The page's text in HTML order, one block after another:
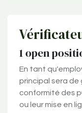
1 open
En tant
principal sera de
conformité des
ou leur mise en